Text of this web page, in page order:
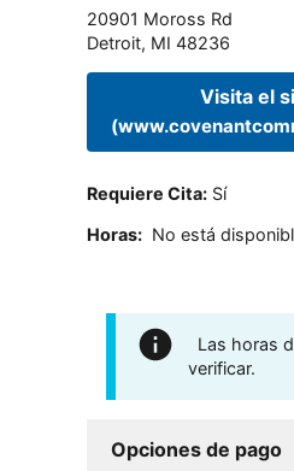
20901 Moross Rd
Detroit, MI 48236
Visita el
Requiere Cita: Sí
Horas: No está
Las horas
verificar.
Opciones de pago